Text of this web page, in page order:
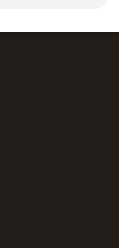
1/2" para conectar